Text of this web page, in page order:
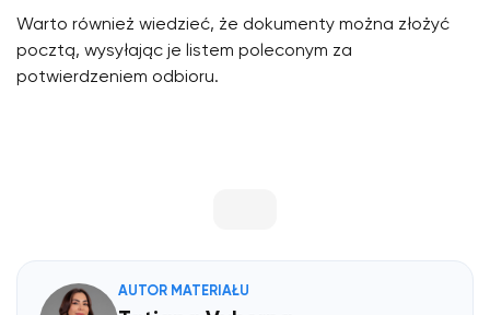
Warto również wiedzieć, że dokumenty można złożyć
pocztą, wysyłając je listem poleconym za
potwierdzeniem odbioru.
AUTOR MATERIAŁU